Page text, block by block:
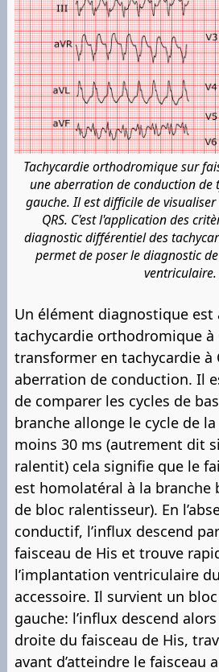
Tachycardie orthodromique sur
une aberration de conduction de
gauche. Il est difficile de
QRS. C'est l'application des
diagnostic différentiel des
permet de poser le diagnostic
ventriculaire.
Un élément diagnostique est
tachycardie orthodromique à
transformer en tachycardie à
aberration de conduction. Il
de comparer les cycles de
branche allonge le cycle de la
moins 30 ms (autrement dit
ralentit) cela signifie que le
est homolatéral à la branche
de bloc ralentisseur). En
conductif, l’influx descend
faisceau de His et trouve
l’implantation ventriculaire
accessoire. Il survient un
gauche: l’influx descend
droite du faisceau de His,
avant d’atteindre le faisceau